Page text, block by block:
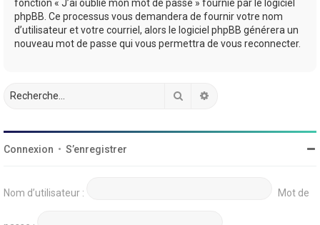
fonction « J’ai oublié mon mot de passe » fournie par le logiciel
phpBB. Ce processus vous demandera de fournir votre nom
d’utilisateur et votre courriel, alors le logiciel phpBB générera un
nouveau mot de passe qui vous permettra de vous reconnecter.
Rechercher
Connexion • S’enregistrer
Nom d’utilisateur : Mot de